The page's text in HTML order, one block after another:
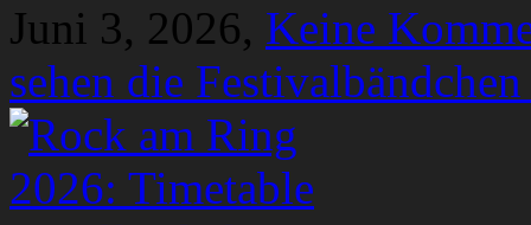
Juni 3, 2026, Keine
sehen die